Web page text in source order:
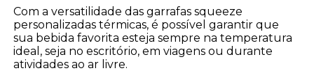
Com a versatilidade das garrafas squeeze
personalizadas térmicas, é possível garantir que
sua bebida favorita esteja sempre na temperatura
ideal, seja no escritório, em viagens ou durante
atividades ao ar livre.